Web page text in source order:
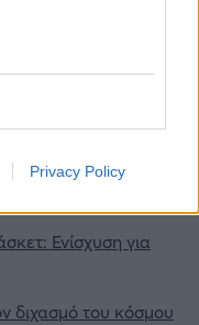
Privacy Policy
Πρόγραμμα TV του
Ενίσχυση για
διχασμό του κόσμου